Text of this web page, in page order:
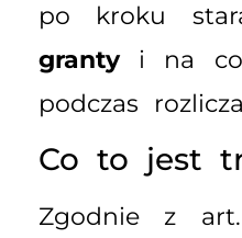
po kroku
grantyi na co
podczas
Co to jest
Zgodnie z